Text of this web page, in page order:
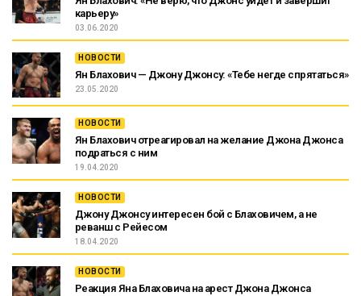
карьеру»
03.06.2020
НОВОСТИ
Ян Блахович — Джону Джонсу: «Тебе негде спрятаться»
23.05.2020
НОВОСТИ
Ян Блахович отреагировал на желание Джона Джонса
подраться с ним
19.04.2020
НОВОСТИ
Джону Джонсу интересен бой с Блаховичем, а не
реванш с Рейесом
18.04.2020
НОВОСТИ
Реакция Яна Блаховича на арест Джона Джонса